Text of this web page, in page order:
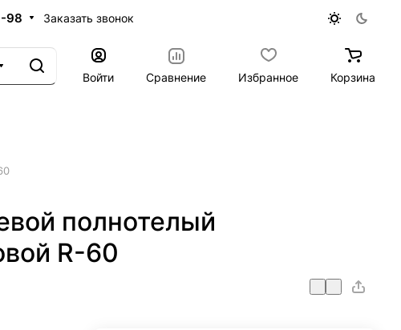
98 Заказать звонок
Войти
Сравнение Избранное Корзина
полнотелый
R-60